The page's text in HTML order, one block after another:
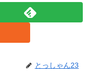
とっしゃん23